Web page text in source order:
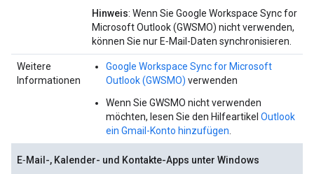
Hinweis: Wenn Sie Google Workspace Sync for
Microsoft Outlook (GWSMO) nicht verwenden,
können Sie nur E‑Mail-Daten synchronisieren.
Weitere
Informationen
Google Workspace Sync for Microsoft
Outlook (GWSMO) verwenden
Wenn Sie GWSMO nicht verwenden
möchten, lesen Sie den Hilfeartikel Outlook
ein Gmail-Konto hinzufügen
E‑Mail-, Kalender- und Kontakte-Apps unter Windows